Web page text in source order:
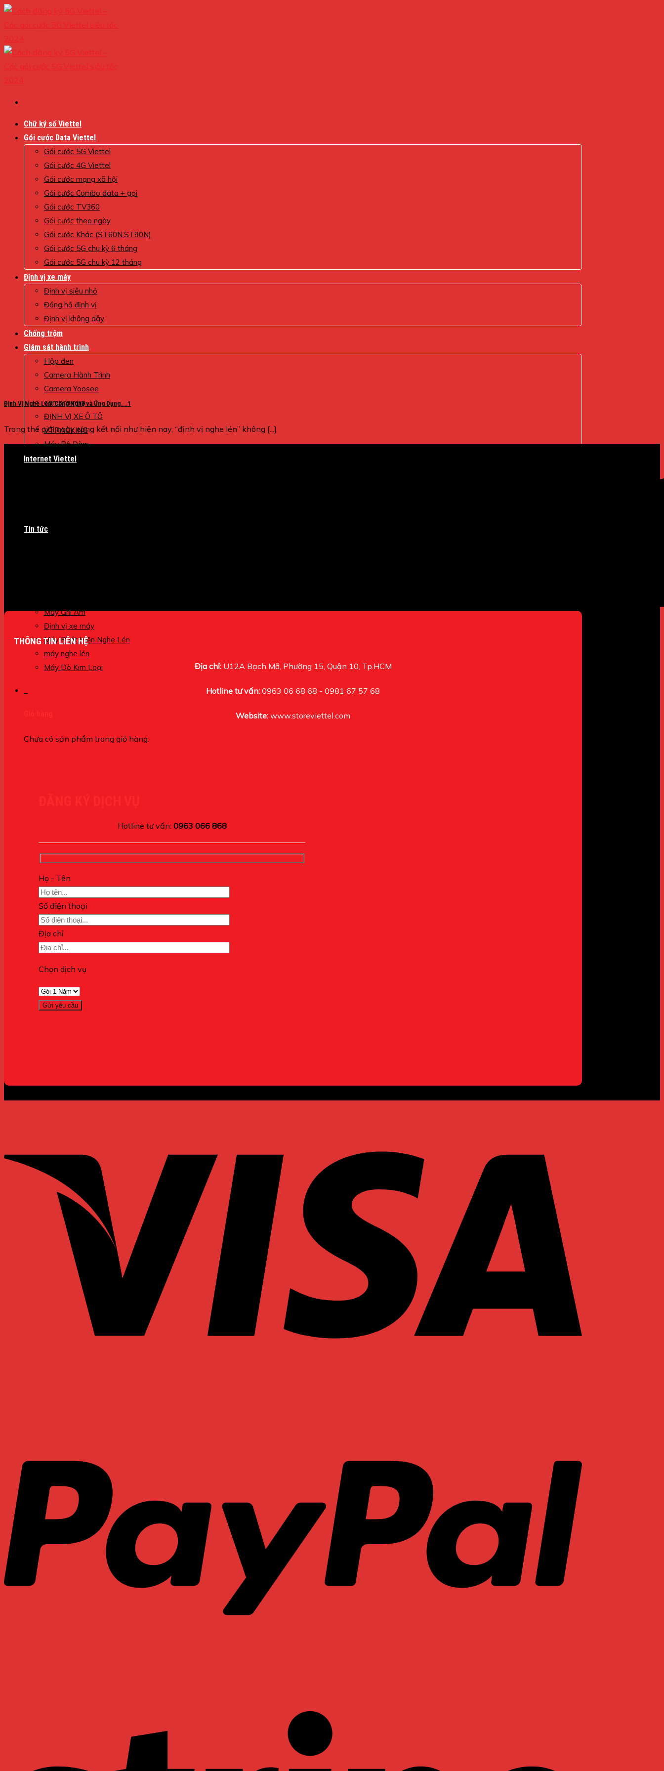
Skip
to
content
Chữ ký số Viettel
Gói cước Data Viettel
Gói cước 5G Viettel
Gói cước 4G Viettel
Gói cước mạng xã hội
Gói cước Combo data + gọi
Gói cước TV360
Gói cước theo ngày
Gói cước Khác (ST60N,ST90N)
Gói cước 5G chu kỳ 6 tháng
Gói cước 5G chu kỳ 12 tháng
Định vị xe máy
Định vị siêu nhỏ
Đồng hồ định vị
Định vị không dây
Chống trộm
Giám sát hành trình
Hộp đen
Camera Hành Trình
Camera Yoosee
camera mini
ĐỊNH VỊ XE Ô TÔ
VTRACKING
Máy Bộ Đàm
Internet Viettel
Tin tức
Máy Ghi Âm
Định vị xe máy
Máy Phát Hiện Nghe Lén
máy nghe lén
Máy Dò Kim Loại
Chưa có sản phẩm trong giỏ hàng.
Định Vị Nghe Lén: Công Nghệ và Ứng Dụng__1
Trong thế giới ngày càng kết nối như hiện nay, “định vị nghe lén” không [...]
THÔNG TIN LIÊN HỆ
Địa chỉ:U12A Bạch Mã, Phường 15, Quận 10, Tp.HCM
Hotline tư vấn: 0963 06 68 68 - 0981 67 57 68
Website: www.storeviettel.com
Hotline tư vấn: 0963 066 868
Họ - Tên
Số điện thoại
Địa chỉ
Chọn dịch vụ